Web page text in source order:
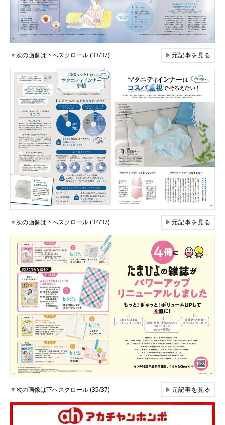
▼次の画像は下へスクロール (33/37) ▶元記事を見る
▼次の画像は下へスクロール (34/37) ▶元記事を見る
▼次の画像は下へスクロール (35/37) ▶元記事を見る